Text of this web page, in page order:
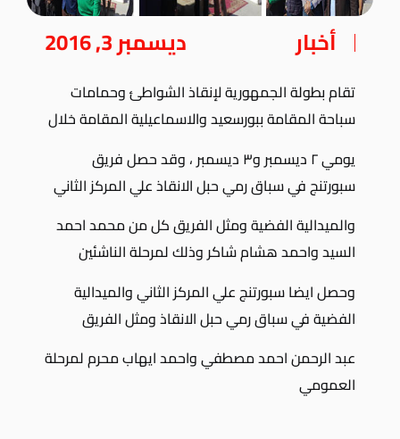
أخبار ديسمبر 3, 2016
تقام بطولة الجمهورية لإنقاذ الشواطئ وحمامات
سباحة المقامة ببورسعيد والاسماعيلية المقامة خلال
يومي ٢ ديسمبر و٣ ديسمبر ، وقد حصل فريق
سبورتنج في سباق رمي حبل الانقاذ علي المركز الثاني
والميدالية الفضية ومثل الفريق كل من محمد احمد
السيد واحمد هشام شاكر وذلك لمرحلة الناشئين
وحصل ايضا سبورتنج علي المركز الثاني والميدالية
الفضية في سباق رمي حبل الانقاذ ومثل الفريق
عبد الرحمن احمد مصطفي واحمد ايهاب محرم لمرحلة
العمومي